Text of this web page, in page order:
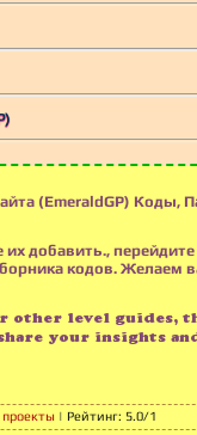
(EmeraldGP) Коды,
добавить.,
кодов. Желаем
other level guides,
your insights
| Рейтинг: 5.0/1